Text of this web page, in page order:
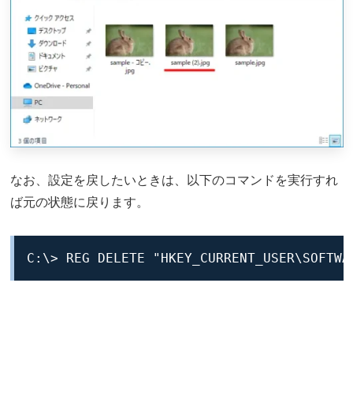
なお、設定を戻したいときは、以下のコマンドを実行すれ
ば元の状態に戻ります。
C:\> REG DELETE